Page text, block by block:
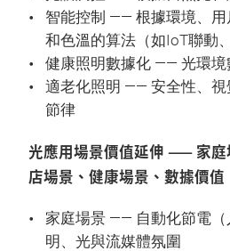
智能控制 —— 根據環境、
和色溫的算法（如IoT聯動
健康照明數據化 —— 光環境
適老化照明 —— 安全性、視
節律
光應用場景價值延伸 —— 家
店場景、健康場景、數據價值
家庭場景 —— 自動化節電（
明、光與流媒體氛圍